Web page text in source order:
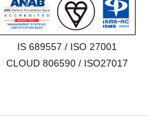
IS 689557 / ISO 27001
CLOUD 806590 / ISO27017